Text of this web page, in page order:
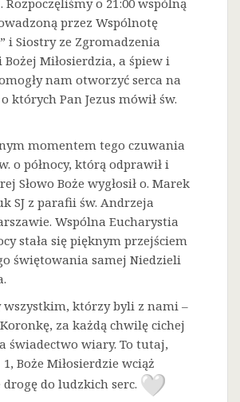
o 21:00 wspólną
przez Wspólnotę
i Siostry ze Zgromadzenia
Miłosierdzia, a śpiew i
nam otworzyć serca na
których Pan Jezus mówił św.
momentem tego czuwania
o północy, którą odprawił i
Słowo Boże wygłosił o. Marek
SJ z parafii św. Andrzeja
Wspólna Eucharystia
stała się pięknym przejściem
świętowania samej Niedzieli
wszystkim, którzy byli z nami –
za każdą chwilę cichej
świadectwo wiary. To tutaj,
Boże Miłosierdzie wciąż
do ludzkich serc.